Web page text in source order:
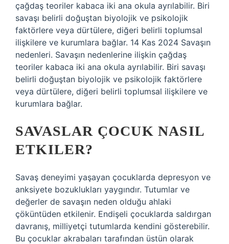
çağdaş teoriler kabaca iki ana okula ayrılabilir. Biri
savaşı belirli doğuştan biyolojik ve psikolojik
faktörlere veya dürtülere, diğeri belirli toplumsal
ilişkilere ve kurumlara bağlar. 14 Kas 2024 Savaşın
nedenleri. Savaşın nedenlerine ilişkin çağdaş
teoriler kabaca iki ana okula ayrılabilir. Biri savaşı
belirli doğuştan biyolojik ve psikolojik faktörlere
veya dürtülere, diğeri belirli toplumsal ilişkilere ve
kurumlara bağlar.
SAVASLAR ÇOCUK NASIL
ETKILER?
Savaş deneyimi yaşayan çocuklarda depresyon ve
anksiyete bozuklukları yaygındır. Tutumlar ve
değerler de savaşın neden olduğu ahlaki
çöküntüden etkilenir. Endişeli çocuklarda saldırgan
davranış, milliyetçi tutumlarda kendini gösterebilir.
Bu çocuklar akrabaları tarafından üstün olarak